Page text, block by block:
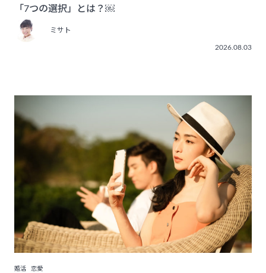
「7つの選択」とは？￼
ミサト
2026.08.03
婚活 恋愛